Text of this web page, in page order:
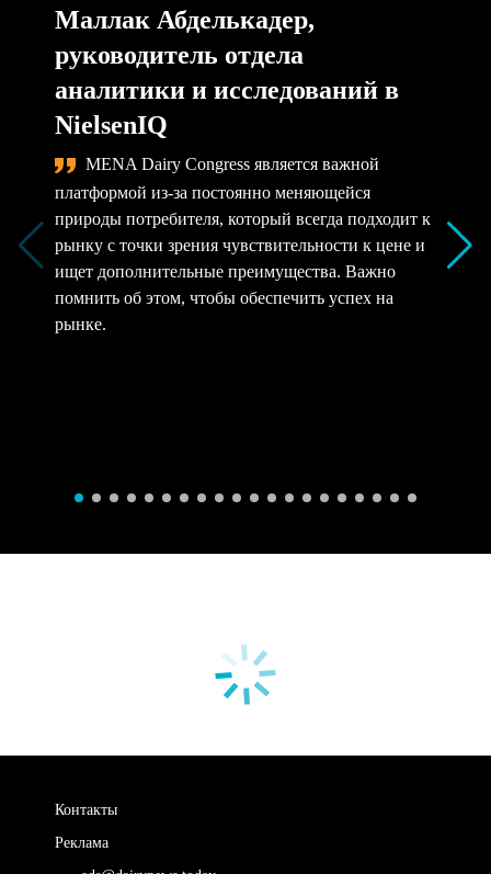
Маллак Абделькадер,
руководитель отдела
аналитики и исследований в
NielsenIQ
MENA Dairy Congress является важной
платформой из-за постоянно меняющейся
природы потребителя, который всегда подходит к
рынку с точки зрения чувствительности к цене и
ищет дополнительные преимущества. Важно
помнить об этом, чтобы обеспечить успех на
рынке.
Контакты
Реклама